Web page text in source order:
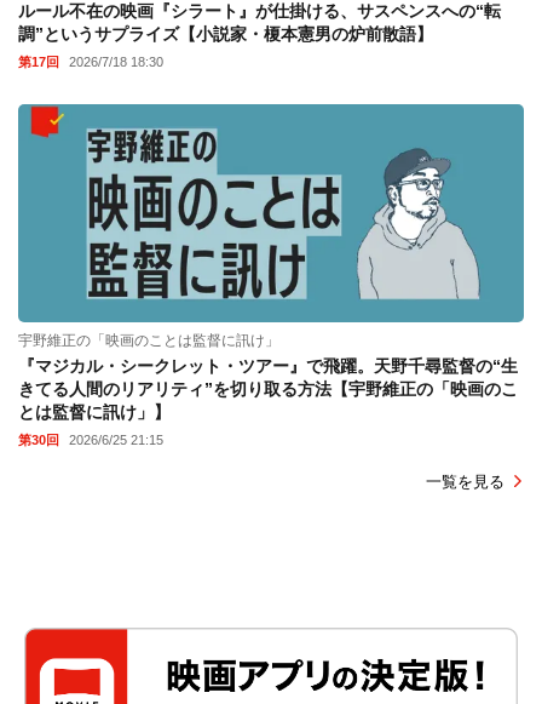
ルール不在の映画『シラート』が仕掛ける、サスペンスへの“転
調”というサプライズ【小説家・榎本憲男の炉前散語】
第17回 2026/7/18 18:30
宇野維正の「映画のことは監督に訊け」
『マジカル・シークレット・ツアー』で飛躍。天野千尋監督の“生
きてる人間のリアリティ”を切り取る方法【宇野維正の「映画のこ
とは監督に訊け」】
第30回 2026/6/25 21:15
一覧を見る